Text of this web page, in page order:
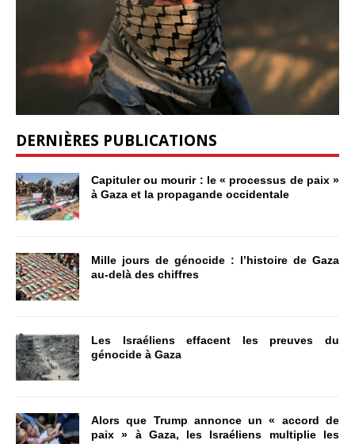
DERNIÈRES PUBLICATIONS
Capituler ou mourir : le « processus de paix »
à Gaza et la propagande occidentale
Mille jours de génocide : l’histoire de Gaza
au-delà des chiffres
Les Israéliens effacent les preuves du
génocide à Gaza
Alors que Trump annonce un « accord de
paix » à Gaza, les Israéliens multiplie les